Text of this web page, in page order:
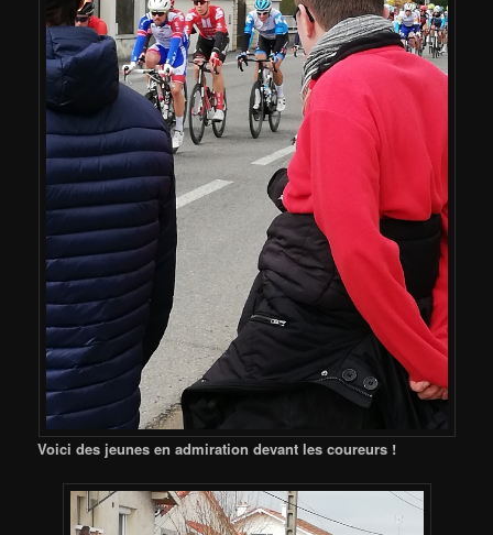
Voici des jeunes en admiration devant les coureurs !